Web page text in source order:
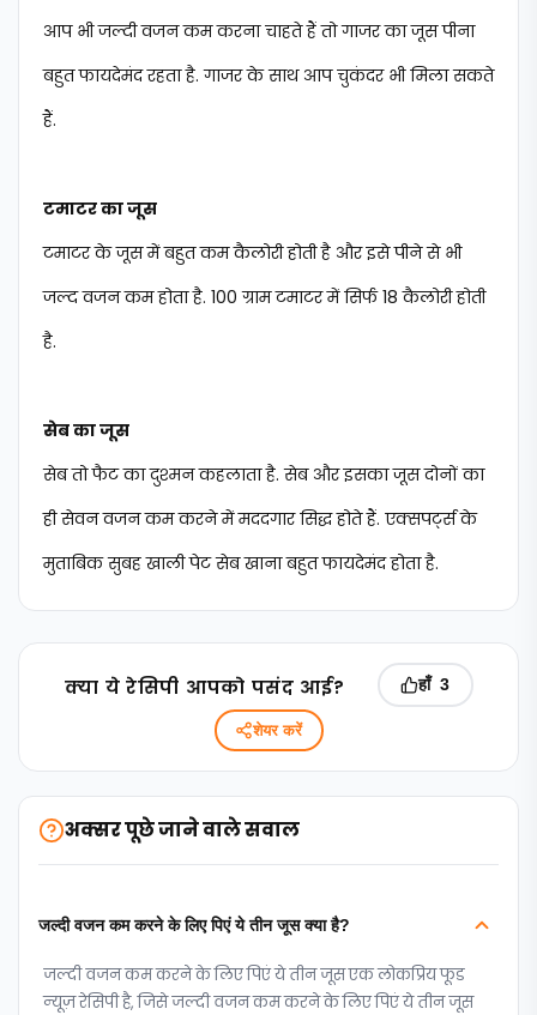
आप भी जल्दी वजन कम करना चाहते हैं तो गाजर का जूस पीना
बहुत फायदेमंद रहता है. गाजर के साथ आप चुकंदर भी मिला सकते
हैं.
टमाटर का जूस
टमाटर के जूस में बहुत कम कैलोरी होती है और इसे पीने से भी
जल्द वजन कम होता है. 100 ग्राम टमाटर में सिर्फ 18 कैलोरी होती
है.
सेब का जूस
सेब तो फैट का दुश्मन कहलाता है. सेब और इसका जूस दोनों का
ही सेवन वजन कम करने में मददगार सिद्ध होते हैं. एक्सपर्ट्स के
मुताबिक सुबह खाली पेट सेब खाना बहुत फायदेमंद होता है.
क्‍या ये रेसिपी आपको पसंद आई? हाँ 3
शेयर करें
अक्सर पूछे जाने वाले सवाल
जल्दी वजन कम करने के लिए पिएं ये तीन जूस क्या है?
जल्दी वजन कम करने के लिए पिएं ये तीन जूस एक लोकप्रिय फूड
न्‍यूज़ रेसिपी है, जिसे जल्दी वजन कम करने के लिए पिएं ये तीन जूस